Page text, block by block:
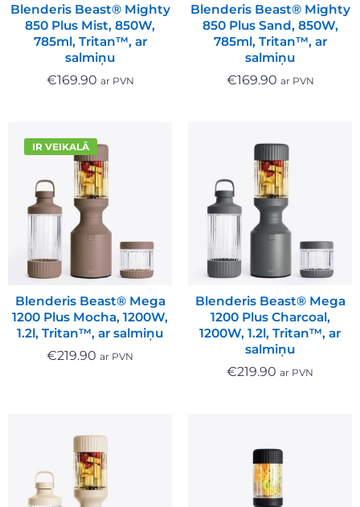
Blenderis Beast® Mighty
850 Plus Mist, 850W,
785ml, Tritan™, ar
salmiņu
€169.90 ar PVN
Blenderis Beast® Mighty
850 Plus Sand, 850W,
785ml, Tritan™, ar
salmiņu
€169.90 ar PVN
IR VEIKALĀ
Blenderis Beast® Mega
1200 Plus Mocha, 1200W,
1.2l, Tritan™, ar salmiņu
€219.90 ar PVN
Blenderis Beast® Mega
1200 Plus Charcoal,
1200W, 1.2l, Tritan™, ar
salmiņu
€219.90 ar PVN